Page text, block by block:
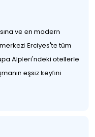
ve en modern
Erciyes'te tüm
Alpleri'ndeki otellerle
eşsiz keyfini